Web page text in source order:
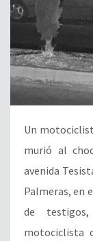
Un
murió al
avenida
Palmeras, en
de
motociclista